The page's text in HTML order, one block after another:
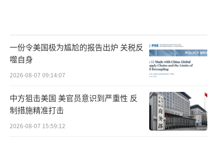
一份令美国极为尴尬的报告出炉 关税反
噬自身
2026-08-07 09:14:07
中方狙击美国 美官员意识到严重性 反
制措施精准打击
2026-08-07 15:59:12